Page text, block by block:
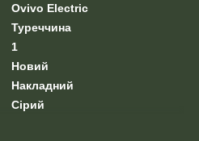
Ovivo Electric
Туреччина
1
Новий
Накладний
Сірий